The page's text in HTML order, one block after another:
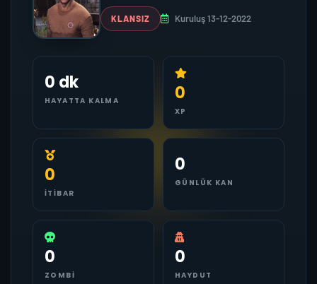
KLANSIZ Kuruluş 13-12-2022
0 dk
HAYATTA KALMA 0
XP
0
İTIBAR
0
GÜNLÜK KAN
0
ZOMBI
0
HAYDUT